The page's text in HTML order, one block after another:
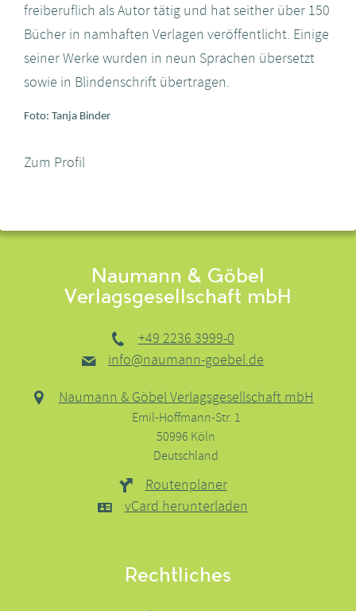
freiberuflich als Autor tätig und hat seither über 150
Bücher in namhaften Verlagen veröffentlicht. Einige
seiner Werke wurden in neun Sprachen übersetzt
sowie in Blindenschrift übertragen.
Foto: Tanja Binder
Zum Profil
Naumann & Göbel
Verlagsgesellschaft mbH
+49 2236 3999-0
info@naumann-goebel.de
Naumann & Göbel Verlagsgesellschaft mbH
Emil-Hoffmann-Str. 1
50996 Köln
Deutschland
Routenplaner
vCard herunterladen
Rechtliches